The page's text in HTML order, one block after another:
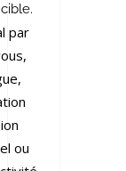
par
ou